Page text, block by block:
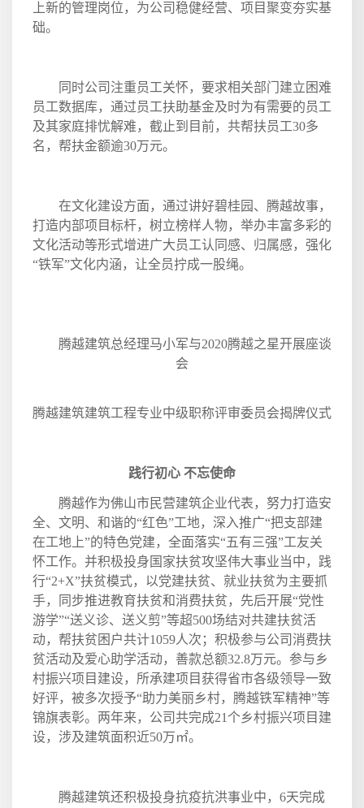
上新的管理岗位，为公司稳健经营、项目聚变夯实基
础。
同时公司注重员工关怀，要求相关部门建立困难
员工数据库，通过员工扶助基金及时为有需要的员工
及其家庭排忧解难，截止到目前，共帮扶员工30多
名，帮扶金额逾30万元。
在文化建设方面，通过讲好碧桂园、腾越故事，
打造内部项目标杆，树立榜样人物，举办丰富多彩的
文化活动等形式增进广大员工认同感、归属感，强化
“铁军”文化内涵，让全员拧成一股绳。
腾越建筑总经理马小军与2020腾越之星开展座谈
会
腾越建筑建筑工程专业中级职称评审委员会揭牌仪式
践行初心 不忘使命
腾越作为佛山市民营建筑企业代表，努力打造安
全、文明、和谐的“红色”工地，深入推广“把支部建
在工地上”的特色党建，全面落实“五有三强”工友关
怀工作。并积极投身国家扶贫攻坚伟大事业当中，践
行“2+X”扶贫模式，以党建扶贫、就业扶贫为主要抓
手，同步推进教育扶贫和消费扶贫，先后开展“党性
游学”“送义诊、送义剪”等超500场结对共建扶贫活
动，帮扶贫困户共计1059人次；积极参与公司消费扶
贫活动及爱心助学活动，善款总额32.8万元。参与乡
村振兴项目建设，所承建项目获得省市各级领导一致
好评，被多次授予“助力美丽乡村，腾越铁军精神”等
锦旗表彰。两年来，公司共完成21个乡村振兴项目建
设，涉及建筑面积近50万㎡。
腾越建筑还积极投身抗疫抗洪事业中， 6天完成